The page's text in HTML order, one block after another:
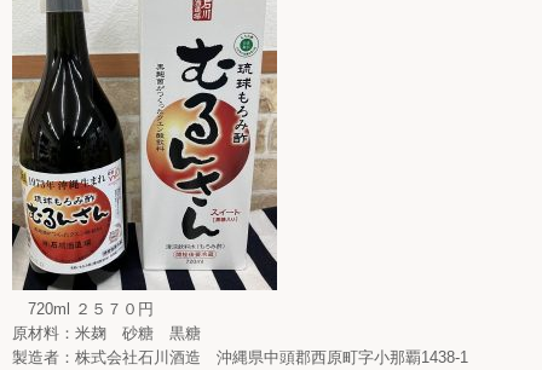
720ml ２５７０円
原材料：米麹 砂糖 黒糖
製造者：株式会社石川酒造 沖縄県中頭郡西原町字小那覇1438-1